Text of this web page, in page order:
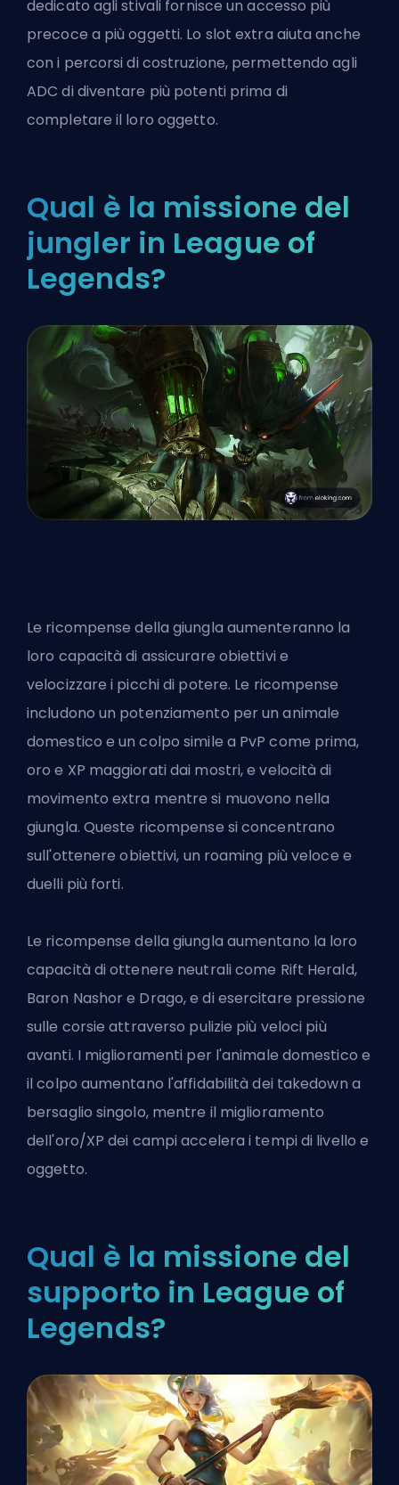
dedicato agli stivali fornisce un accesso più
precoce a più oggetti. Lo slot extra aiuta anche
con i percorsi di costruzione, permettendo agli
ADC di diventare più potenti prima di
completare il loro oggetto.
Qual è la missione del
jungler in League of
Legends?
Le ricompense della giungla aumenteranno la
loro capacità di assicurare obiettivi e
velocizzare i picchi di potere. Le ricompense
includono un potenziamento per un animale
domestico e un colpo simile a PvP come prima,
oro e XP maggiorati dai mostri, e velocità di
movimento extra mentre si muovono nella
giungla. Queste ricompense si concentrano
sull'ottenere obiettivi, un roaming più veloce e
duelli più forti.
Le ricompense della giungla aumentano la loro
capacità di ottenere neutrali come Rift Herald,
Baron Nashor e Drago, e di esercitare pressione
sulle corsie attraverso pulizie più veloci più
avanti. I miglioramenti per l'animale domestico e
il colpo aumentano l'affidabilità dei takedown a
bersaglio singolo, mentre il miglioramento
dell'oro/XP dei campi accelera i tempi di livello e
oggetto.
Qual è la missione del
supporto in League of
Legends?